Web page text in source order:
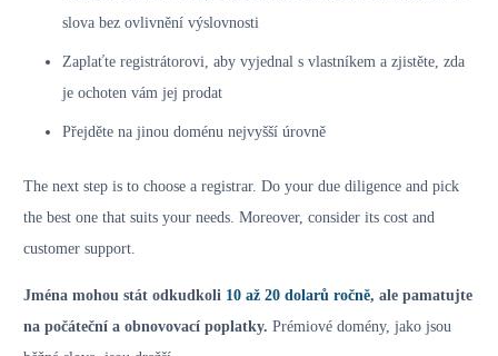
slova bez ovlivnění výslovnosti
Zaplaťte registrátorovi, aby vyjednal s vlastníkem a zjistěte, zda
je ochoten vám jej prodat
Přejděte na jinou doménu nejvyšší úrovně
The next step is to choose a registrar. Do your due diligence and pick
the best one that suits your needs. Moreover, consider its cost and
customer support.
Jména mohou stát odkudkoli 10 až 20 dolarů ročně, ale pamatujte
na počáteční a obnovovací poplatky. Prémiové domény, jako jsou